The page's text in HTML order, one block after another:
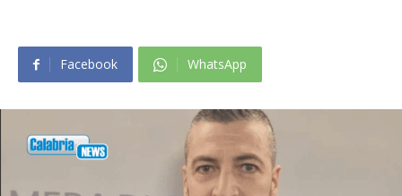
Facebook WhatsApp